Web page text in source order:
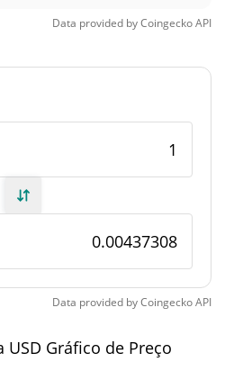
1,000,000,000 IDOS
mercado
Data provided byCoingeckoAPI
Data provided byCoingeckoAPI
USD Gráfico de Preço